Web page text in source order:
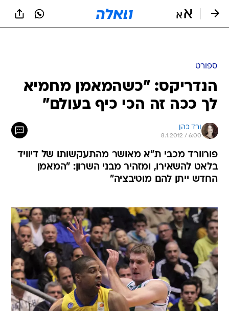
הנדריקס: "כשהמאמן מחמיא
לך ככה זה הכי כיף בעולם"
ורד כהן
8.1.2012 / 6:00
פורוורד מכבי ת"א מאושר מהתעקשותו של דיוויד
בלאט להשאירו, ומזהיר מבני השרון: "המאמן
החדש ייתן להם מוטיבציה"